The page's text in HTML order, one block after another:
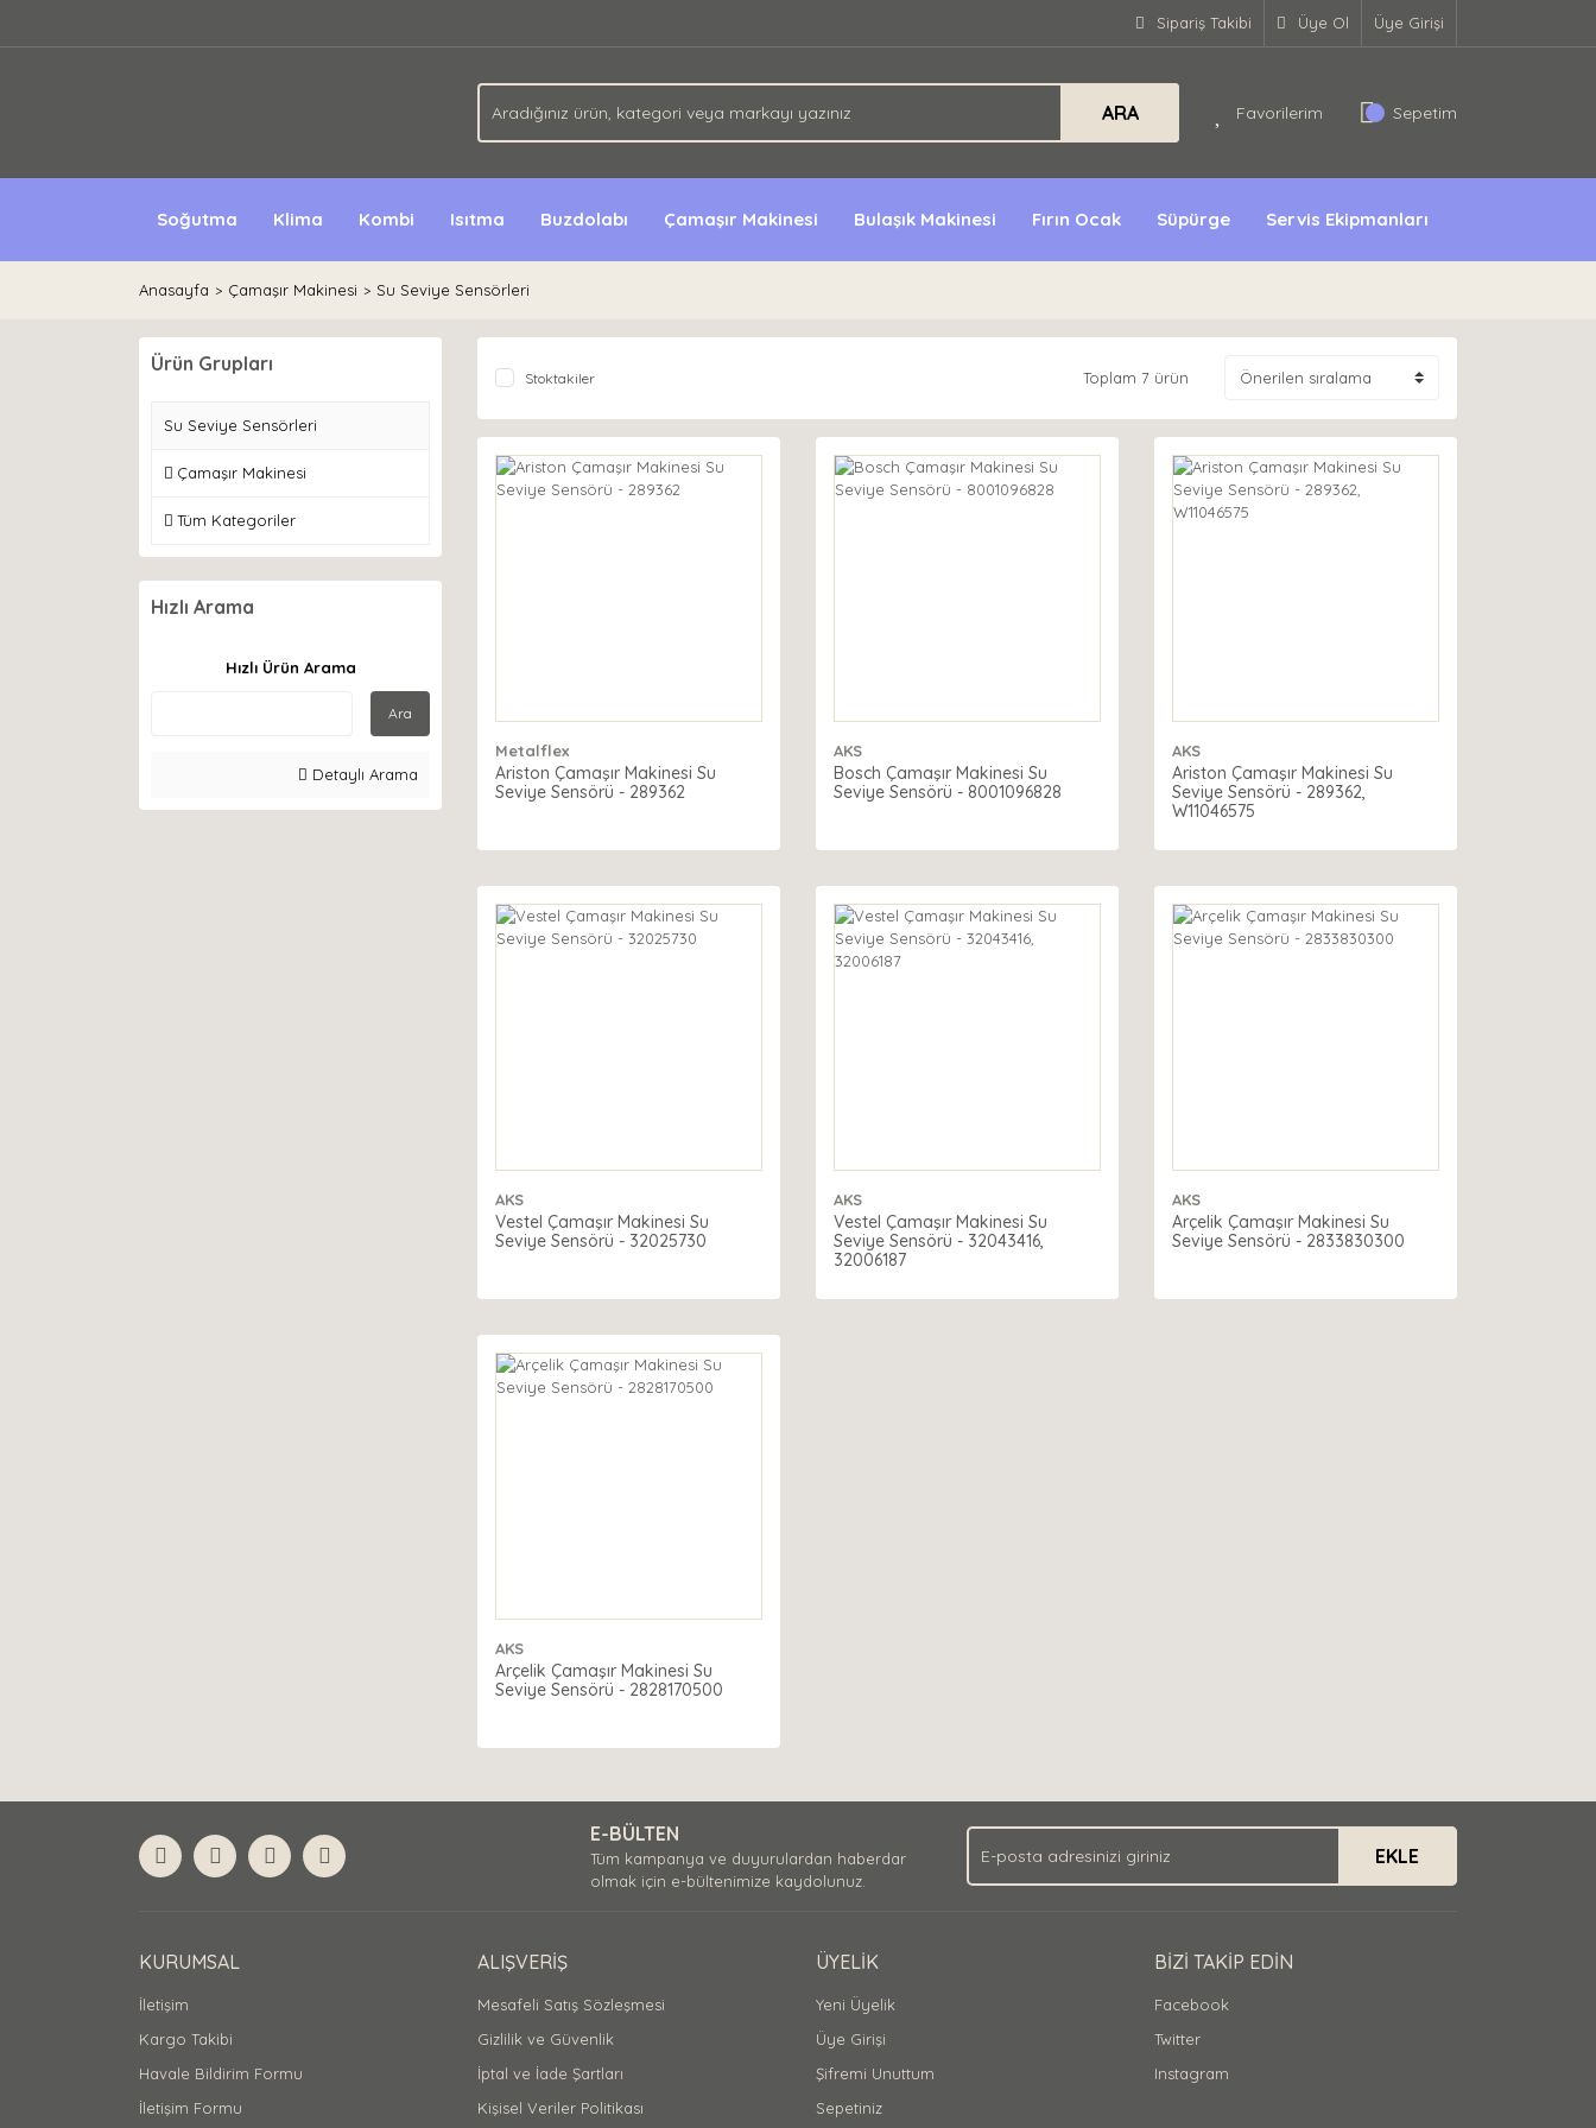
Sipariş Takibi Üye Ol Üye Girişi
ARA Favorilerim Sepetim
Soğutma Klima Kombi Isıtma Buzdolabı Çamaşır Makinesi Bulaşık Makinesi Fırın Ocak Süpürge Servis Ekipmanları
Anasayfa Çamaşır Makinesi Su Seviye Sensörleri
Ürün Grupları
Su Seviye Sensörleri
Çamaşır Makinesi
Tüm Kategoriler
Hızlı Arama
Hızlı Ürün Arama
Ara
Detaylı Arama
Stoktakiler Toplam 7 ürün
Metalflex
Ariston Çamaşır Makinesi Su
Seviye Sensörü - 289362
AKS
Bosch Çamaşır Makinesi Su
Seviye Sensörü - 8001096828
AKS
Ariston Çamaşır Makinesi Su
Seviye Sensörü - 289362,
W11046575
AKS
Vestel Çamaşır Makinesi Su
Seviye Sensörü - 32025730
AKS
Vestel Çamaşır Makinesi Su
Seviye Sensörü - 32043416,
32006187
AKS
Arçelik Çamaşır Makinesi Su
Seviye Sensörü - 2833830300
AKS
Arçelik Çamaşır Makinesi Su
Seviye Sensörü - 2828170500
E-BÜLTEN
Tüm kampanya ve duyurulardan haberdar
olmak için e-bültenimize kaydolunuz.
EKLE
KURUMSAL
İletişim
Kargo Takibi
Havale Bildirim Formu
İletişim Formu
ALIŞVERİŞ
Mesafeli Satış Sözleşmesi
Gizlilik ve Güvenlik
İptal ve İade Şartları
Kişisel Veriler Politikası
ÜYELİK
Yeni Üyelik
Üye Girişi
Şifremi Unuttum
Sepetiniz
BİZİ TAKİP EDİN
Facebook
Twitter
Instagram